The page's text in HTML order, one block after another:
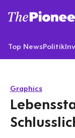
Top NewsPolitik
Graphics